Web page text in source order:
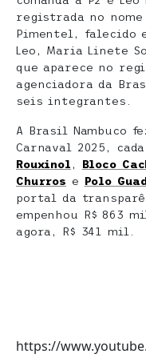
registrada no
Pimentel, falecido
Leo, Maria Linete
que aparece no
agenciadora da
seis integrantes.
A Brasil Nambuco
Carnaval 2025,
Rouxinol , Bloco
Churros e Polo
portal da
empenhou R$ 863
agora, R$ 341 mil.
https://